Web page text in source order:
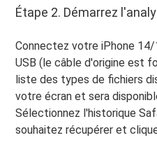
Étape 2. Démarrez
Connectez votre iPhone
USB (le câble d'origine est
liste des types de fichiers
votre écran et sera
Sélectionnez l'historique
souhaitez récupérer et